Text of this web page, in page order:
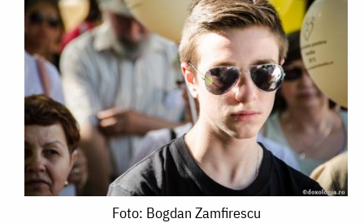
Foto: Bogdan Zamfirescu